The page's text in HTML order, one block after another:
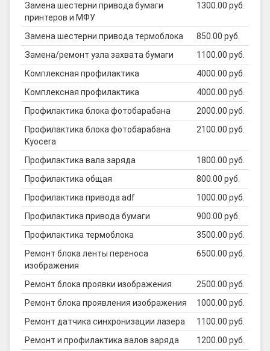
Замена шестерни привода бумаги
принтеров и МФУ
1300.00 руб.
Замена шестерни привода термоблока
850.00 руб.
Замена/ремонт узла захвата бумаги
1100.00 руб.
Комплексная профилактика
4000.00 руб.
Комплексная профилактика
4000.00 руб.
Профилактика блока фотобарабана
2000.00 руб.
Профилактика блока фотобарабана
Kyocera
2100.00 руб.
Профилактика вала заряда
1800.00 руб.
Профилактика общая
800.00 руб.
Профилактика привода adf
1000.00 руб.
Профилактика привода бумаги
900.00 руб.
Профилактика термоблока
3500.00 руб.
Ремонт блока ленты переноса
изображения
6500.00 руб.
Ремонт блока проявки изображения
2500.00 руб.
Ремонт блока проявления изображения
1000.00 руб.
Ремонт датчика синхронизации лазера
1100.00 руб.
Ремонт и профилактика валов заряда
1200.00 руб.